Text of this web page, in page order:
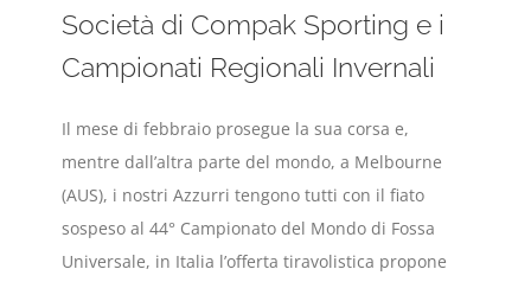
Società di Compak Sporting e i
Campionati Regionali Invernali
Il mese di febbraio prosegue la sua corsa e,
mentre dall’altra parte del mondo, a Melbourne
(AUS), i nostri Azzurri tengono tutti con il fiato
sospeso al 44° Campionato del Mondo di Fossa
Universale, in Italia l’offerta tiravolistica propone